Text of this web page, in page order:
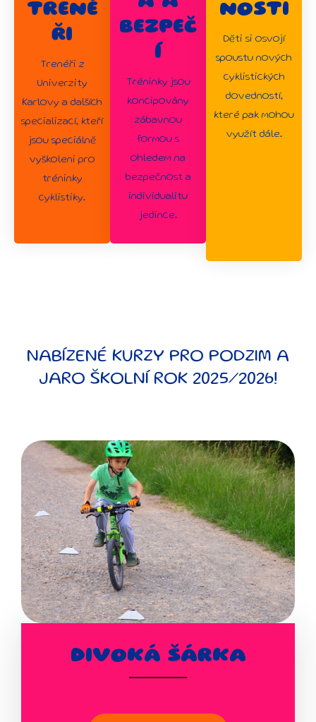
TRENÉ
ŘI
Trenéři z
Univerzity
Karlovy a dalších
specializací, kteří
jsou speciálně
vyškoleni pro
tréninky
cyklistiky.
BEZPEČ
Í
Tréninky jsou
koncipovány
zábavnou
formou s
ohledem na
bezpečnost a
individualitu
jedince.
NOSTI
Děti si osvojí
spoustu nových
cyklistických
dovedností,
které pak mohou
využít dále.
NABÍZENÉ KURZY PRO PODZIM A
JARO ŠKOLNÍ ROK 2025/2026!
DIVOKÁ ŠÁRKA